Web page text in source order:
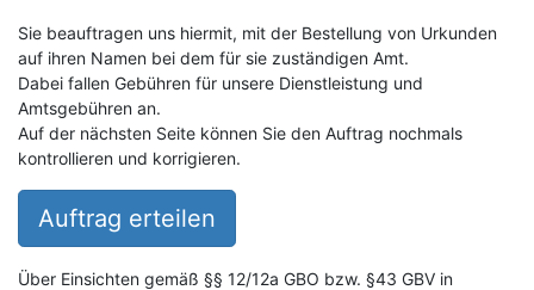
Sie beauftragen uns hiermit, mit der Bestellung von Urkunden
auf ihren Namen bei dem für sie zuständigen Amt.
Dabei fallen Gebühren für unsere Dienstleistung und
Amtsgebühren an.
Auf der nächsten Seite können Sie den Auftrag nochmals
kontrollieren und korrigieren.
Auftrag erteilen
Über Einsichten gemäß §§ 12/12a GBO bzw. §43 GBV in